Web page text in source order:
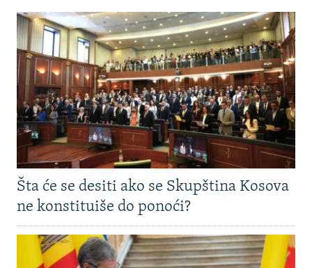
Šta će se desiti ako se Skupština Kosova
ne konstituiše do ponoći?